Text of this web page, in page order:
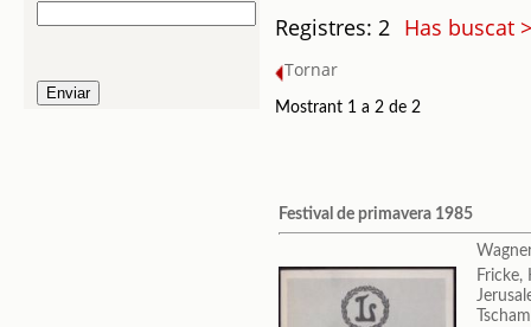
Registres: 2 Has buscat
Tornar
Mostrant 1 a 2 de 2
Festival de primavera 1985
Fricke,